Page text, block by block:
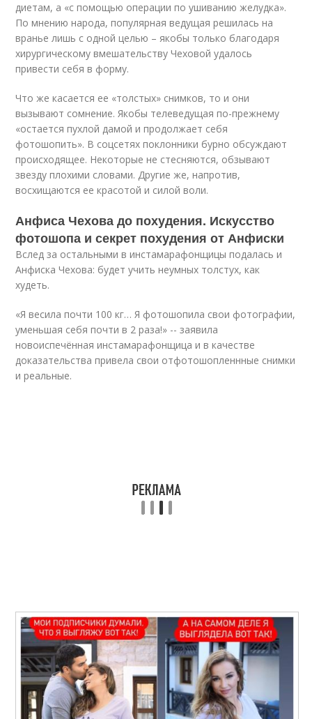
диетам, а «с помощью операции по ушиванию желудка».
По мнению народа, популярная ведущая решилась на
вранье лишь с одной целью – якобы только благодаря
хирургическому вмешательству Чеховой удалось
привести себя в форму.
Что же касается ее «толстых» снимков, то и они
вызывают сомнение. Якобы телеведущая по-прежнему
«остается пухлой дамой и продолжает себя
фотошопить». В соцсетях поклонники бурно обсуждают
происходящее. Некоторые не стесняются, обзывают
звезду плохими словами. Другие же, напротив,
восхищаются ее красотой и силой воли.
Анфиса Чехова до похудения. Искусство
фотошопа и секрет похудения от Анфиски
Вслед за остальными в инстамарафонщицы подалась и
Анфиска Чехова: будет учить неумных толстух, как
худеть.
«Я весила почти 100 кг… Я фотошопила свои фотографии,
уменьшая себя почти в 2 раза!» -- заявила
новоиспечённая инстамарафонщица и в качестве
доказательства привела свои отфотошопленнные снимки
и реальные.